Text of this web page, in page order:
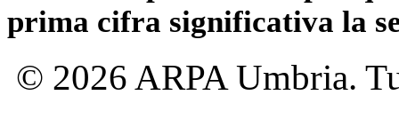
prima cifra significativa la
© 2026 ARPA Umbria.